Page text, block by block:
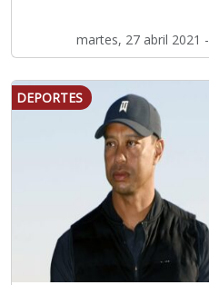
martes, 27 abril 2021 -
DEPORTES